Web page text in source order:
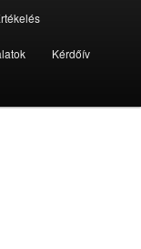
Kérdőív